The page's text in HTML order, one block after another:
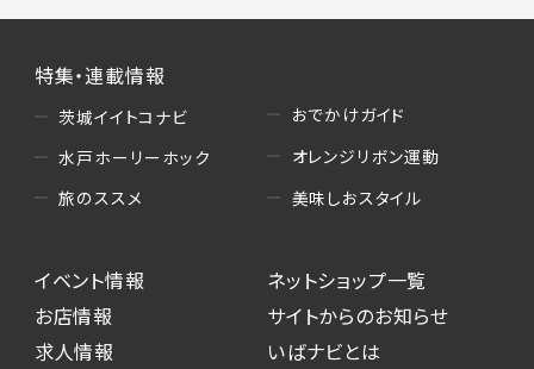
特集・連載情報
茨城イイトコナビ
水戸ホーリーホック
旅のススメ
おでかけガイド
オレンジリボン運動
美味しおスタイル
イベント情報
お店情報
求人情報
ネットショップ一覧
サイトからのお知らせ
いばナビとは